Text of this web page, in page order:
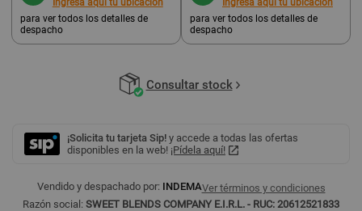
Ingresa aquí tu ubicación
para ver todos los detalles de
despacho
Ingresa aquí tu ubicación
para ver todos los detalles de
despacho
Consultar stock
¡Solicita tu tarjeta Sip! y accede a todas las ofertas
disponibles en la web! ¡Pídela aquí!
Vendido y despachado por: INDEMAVer términos y condiciones
Razón social: SWEET BLENDS COMPANY E.I.R.L. - RUC: 20612521833